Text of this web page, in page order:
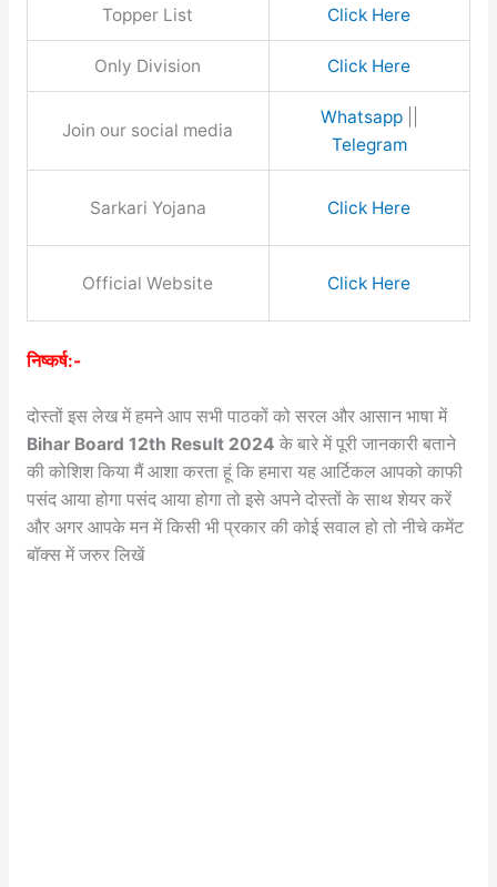
Topper List Click Here
Only Division Click Here
Join our social media
Whatsapp||
Telegram
Sarkari Yojana Click Here
Official Website Click Here
निष्कर्ष:-
दोस्तों इस लेख में हमने आप सभी पाठकों को सरल और आसान भाषा में
Bihar Board 12th Result 2024 के बारे में पूरी जानकारी बताने
की कोशिश किया मैं आशा करता हूं कि हमारा यह आर्टिकल आपको काफी
पसंद आया होगा पसंद आया होगा तो इसे अपने दोस्तों के साथ शेयर करें
और अगर आपके मन में किसी भी प्रकार की कोई सवाल हो तो नीचे कमेंट
बॉक्स में जरुर लिखें